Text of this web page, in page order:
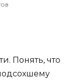
Понять, что